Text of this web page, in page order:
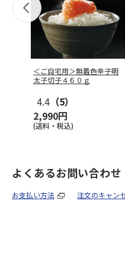
＜ご自宅用＞無着色辛子明
太子切子４６０ｇ
4.4 （5）
2,990円
(送料・税込)
よくあるお問い合わせ
お支払い方法 注文のキャン